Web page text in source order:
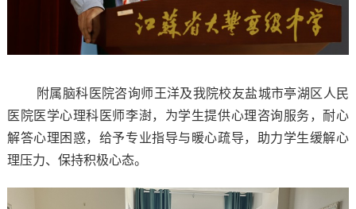
附属脑科医院咨询师王洋及我院校友盐城市亭湖区人民
医院医学心理科医师李澍，为学生提供心理咨询服务，耐心
解答心理困惑，给予专业指导与暖心疏导，助力学生缓解心
理压力、保持积极心态。